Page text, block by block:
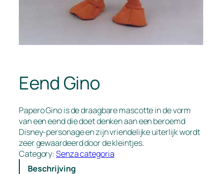
Eend Gino
Papero Gino is de draagbare mascotte in de vorm
van een eend die doet denken aan een beroemd
Disney-personage en zijn vriendelijke uiterlijk wordt
zeer gewaardeerd door de kleintjes.
Category:Senza categoria
Beschrijving